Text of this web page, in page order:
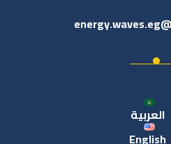
العربية
English